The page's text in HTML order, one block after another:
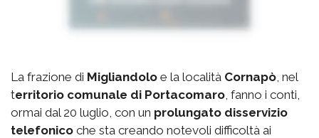
La frazione di Migliandolo e la località Cornapò , nel
territorio comunale di Portacomaro , fanno i conti,
ormai dal 20 luglio, con un prolungato disservizio
telefonico che sta creando notevoli difficoltà ai